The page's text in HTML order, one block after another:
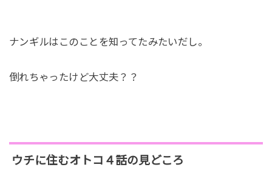
ナンギルはこのことを知ってたみたいだし。
倒れちゃったけど大丈夫？？
ウチに住むオトコ４話の見どころ